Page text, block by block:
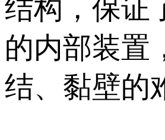
结构，保证
的内部装置
结、黏壁的